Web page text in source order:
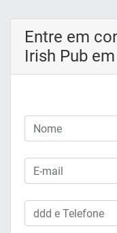
Entre em
Irish Pub